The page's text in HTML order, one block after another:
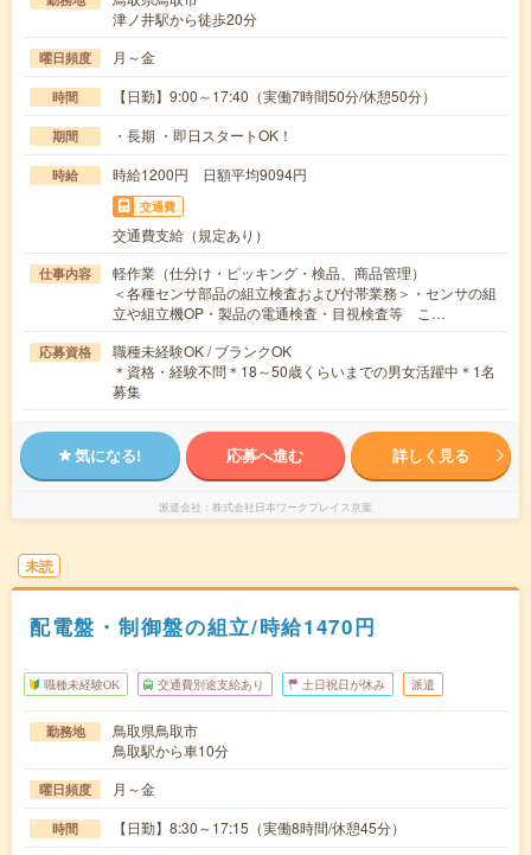
津ノ井駅から徒歩20分
曜日頻度 月～金
時間 【日勤】9:00～17:40（実働7時間50分/休憩50分）
期間 ・長期 ・即日スタートOK！
時給 時給1200円 日額平均9094円
交通費
交通費支給（規定あり）
仕事内容
軽作業（仕分け・ピッキング・検品、商品管理）
＜各種センサ部品の組立検査および付帯業務＞・センサの組
立や組立機OP・製品の電通検査・目視検査等 こ…
応募資格
職種未経験OK / ブランクOK
＊資格・経験不問＊18～50歳くらいまでの男女活躍中＊1名
募集
気になる! 応募へ進む 詳しく見る
派遣会社 株式会社日本ワークプレイス京葉
未読
配電盤・制御盤の組立/時給1470円
職種未経験OK 交通費別途支給あり 土日祝日が休み 派遣
勤務地
鳥取県鳥取市
鳥取駅から車10分
曜日頻度 月～金
時間 【日勤】8:30～17:15（実働8時間/休憩45分）